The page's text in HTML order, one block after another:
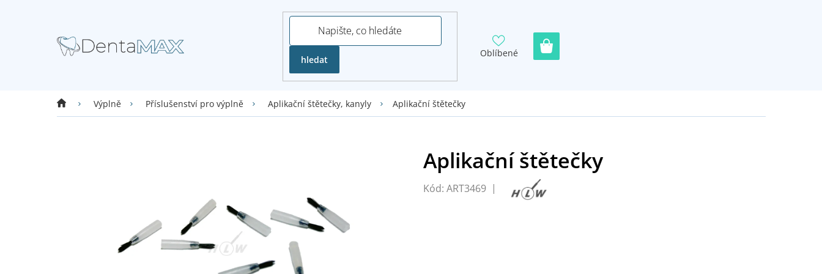
hledat
Oblíbené
Domů Výplně Příslušenství pro výplně Aplikační štětečky, kanyly Aplikační štětečky
Kód: ART3469